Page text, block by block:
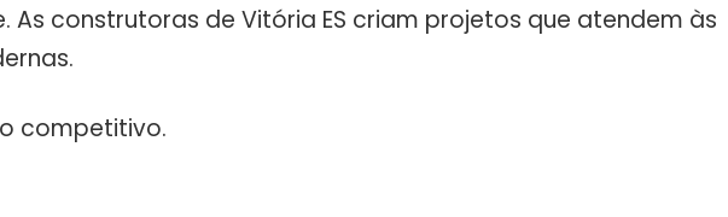
construtoras de Vitória ES criam projetos que atendem às
competitivo.